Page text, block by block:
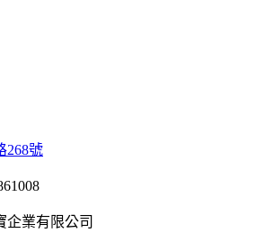
268號
企業有限公司